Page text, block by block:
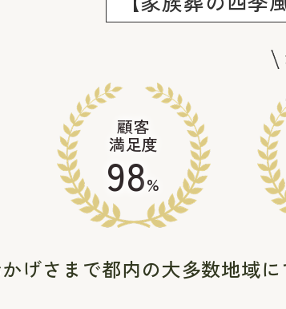
顧客
満足度
98%
げさまで都内の大多数地域